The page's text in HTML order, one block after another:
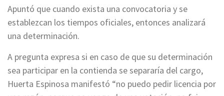
Apuntó que cuando exista una convocatoria y se
establezcan los tiempos oficiales, entonces analizará
una determinación.
A pregunta expresa si en caso de que su determinación
sea participar en la contienda se separaría del cargo,
Huerta Espinosa manifestó “no puedo pedir licencia por